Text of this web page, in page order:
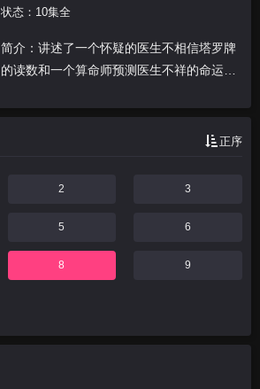
坡提维赫
卡纳潘·佩泽
状态：10集全
简介：讲述了一个怀疑的医生不相信塔罗牌
的读数和一个算命师预测医生不祥的命运。
变成了爱情故事。~~改编自道恩(ดวินทร์)的
正序
2 3
5 6
8 9